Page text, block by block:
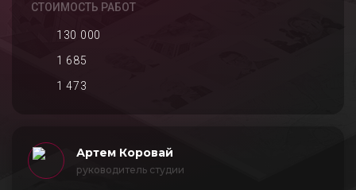
СТОИМОСТЬ РАБОТ
130 000
1 685
1 473
Артем Коровай
руководитель студии